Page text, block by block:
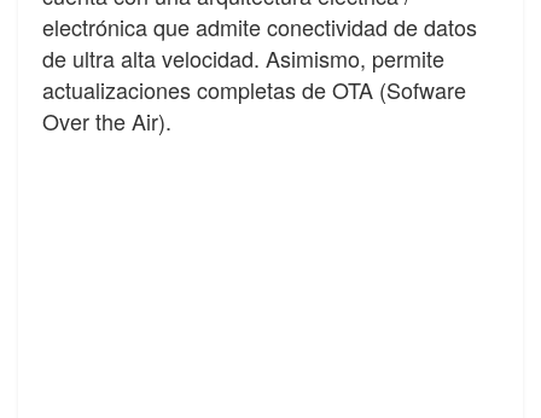
electrónica que admite conectividad de datos
de ultra alta velocidad. Asimismo, permite
actualizaciones completas de OTA (Sofware
Over the Air).